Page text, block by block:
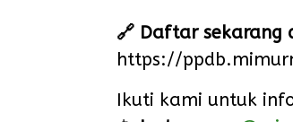
🔗 Daftar sekarang
https://
Ikuti kami untuk